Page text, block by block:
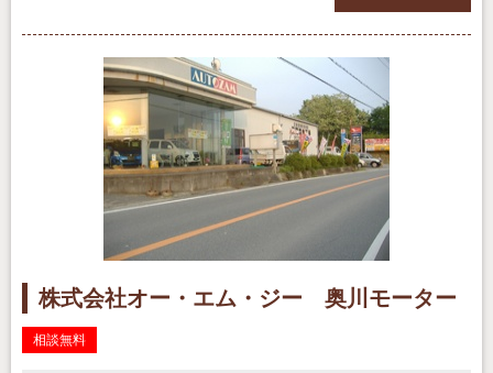
株式会社オー・エム・ジー 奥川モーター
相談無料